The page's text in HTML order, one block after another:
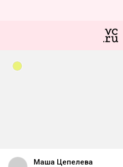
Маша Цепелева